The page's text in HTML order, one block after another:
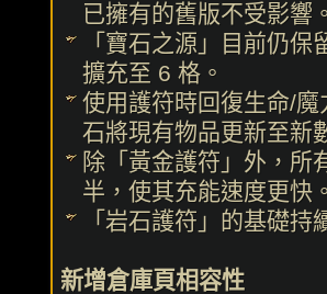
已擁有的舊版不受影響。
「寶石之源」目前仍
擴充至 6 格。
使用護符時回復生命/
石將現有物品更新至新
除「黃金護符」外，所
半，使其充能速度更快。
「岩石護符」的基礎
新增倉庫頁相容性